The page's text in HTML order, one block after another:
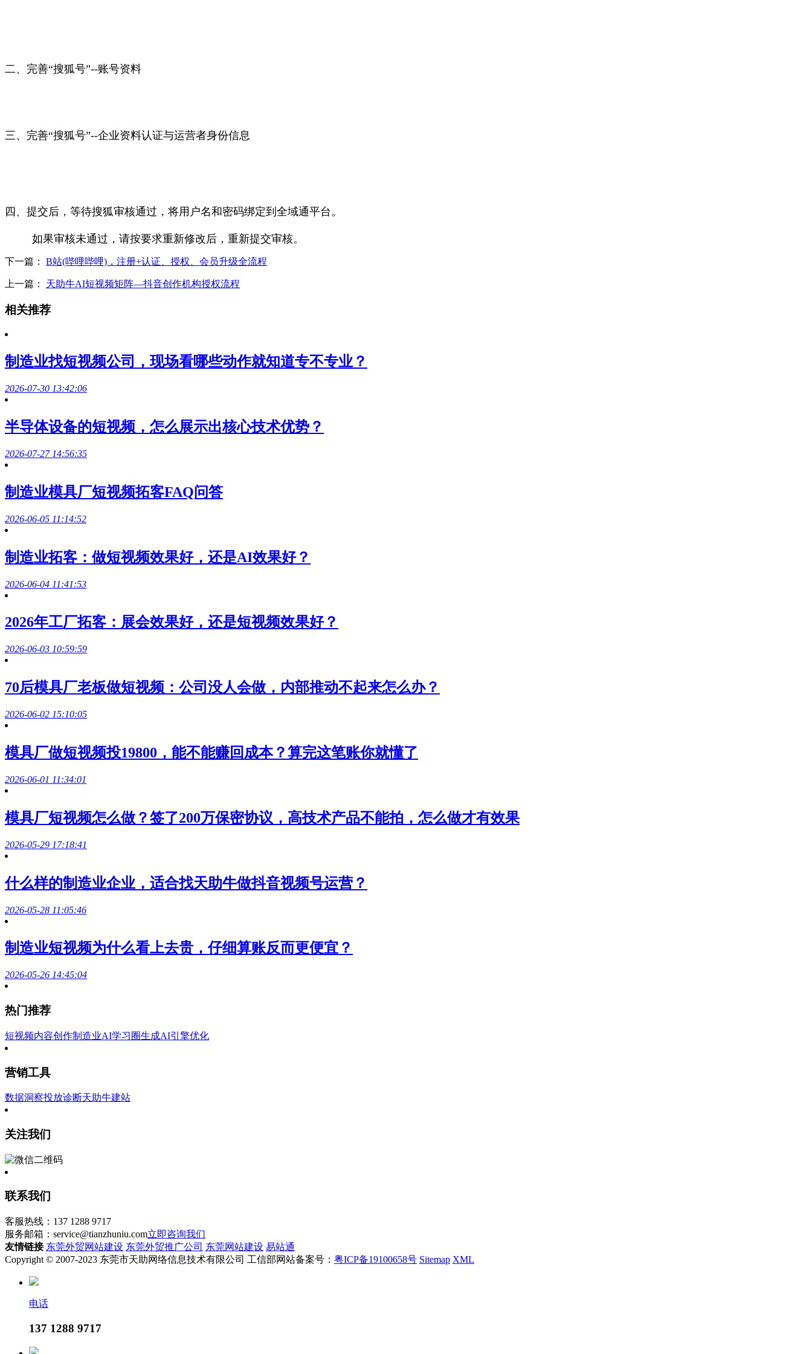
二、完善“搜狐号”--账号资料
三、完善“搜狐号”--企业资料认证与运营者身份信息
四、提交后，等待搜狐审核通过，将用户名和密码绑定到全域通平台。
如果审核未通过，请按要求重新修改后，重新提交审核。
下一篇： B站(哔哩哔哩)，注册+认证、授权、会员升级全流程
上一篇： 天助牛AI短视频矩阵—抖音创作机构授权流程
相关推荐
制造业找短视频公司，现场看哪些动作就知道专不专业？
2026-07-30 13:42:06
半导体设备的短视频，怎么展示出核心技术优势？
2026-07-27 14:56:35
制造业模具厂短视频拓客FAQ问答
2026-06-05 11:14:52
制造业拓客：做短视频效果好，还是AI效果好？
2026-06-04 11:41:53
2026年工厂拓客：展会效果好，还是短视频效果好？
2026-06-03 10:59:59
70后模具厂老板做短视频：公司没人会做，内部推动不起来怎么办？
2026-06-02 15:10:05
模具厂做短视频投19800，能不能赚回成本？算完这笔账你就懂了
2026-06-01 11:34:01
模具厂短视频怎么做？签了200万保密协议，高技术产品不能拍，怎么做才有效果
2026-05-29 17:18:41
什么样的制造业企业，适合找天助牛做抖音视频号运营？
2026-05-28 11:05:46
制造业短视频为什么看上去贵，仔细算账反而更便宜？
2026-05-26 14:45:04
热门推荐
短视频内容创作制造业AI学习圈生成AI引擎优化
营销工具
数据洞察投放诊断天助牛建站
关注我们
联系我们
客服热线：137 1288 9717
服务邮箱：service@tianzhuniu.com立即咨询我们
友情链接 东莞外贸网站建设 东莞外贸推广公司 东莞网站建设 易站通
Copyright © 2007-2023 东莞市天助网络信息技术有限公司 工信部网站备案号： 粤ICP备19100658号 Sitemap XML
电话
137 1288 9717